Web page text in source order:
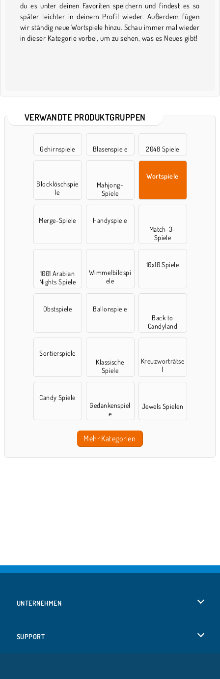
du es unter deinen Favoriten speichern und findest es so
später leichter in deinem Profil wieder. Außerdem fügen
wir ständig neue Wortspiele hinzu. Schau immer mal wieder
in dieser Kategorie vorbei, um zu sehen, was es Neues gibt!
VERWANDTE PRODUKTGRUPPEN
Gehirnspiele Blasenspiele 2048 Spiele
Blocklöschspie
le
Mahjong-
Spiele
Wortspiele
Merge-Spiele
Handyspiele
Match-3-
Spiele
1001 Arabian
Nights Spiele
Wimmelbildspi
ele
10x10 Spiele
Obstspiele
Ballonspiele
Back to
Candyland
Sortierspiele
Klassische
Spiele
Kreuzworträtse
l
Candy Spiele
Gedankenspiel
e
Jewels Spielen
Mehr Kategorien
UNTERNEHMEN
SUPPORT